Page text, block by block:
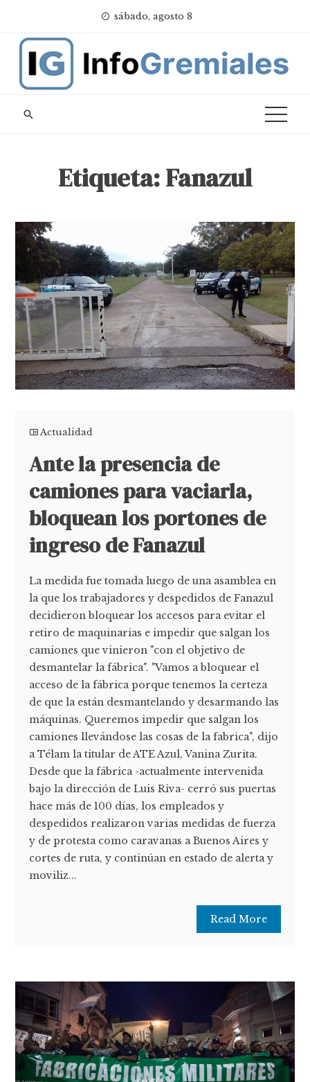
content
sábado, agosto 8
Etiqueta:Fanazul
Actualidad
Ante la presencia de
camiones para vaciarla,
bloquean los portones de
ingreso de Fanazul
La medida fue tomada luego de una asamblea en
la que los trabajadores y despedidos de Fanazul
decidieron bloquear los accesos para evitar el
retiro de maquinarias e impedir que salgan los
camiones que vinieron "con el objetivo de
desmantelar la fábrica". "Vamos a bloquear el
acceso de la fábrica porque tenemos la certeza
de que la están desmantelando y desarmando las
máquinas. Queremos impedir que salgan los
camiones llevándose las cosas de la fabrica", dijo
a Télam la titular de ATE Azul, Vanina Zurita.
Desde que la fábrica -actualmente intervenida
bajo la dirección de Luis Riva- cerró sus puertas
hace más de 100 días, los empleados y
despedidos realizaron varias medidas de fuerza
y de protesta como caravanas a Buenos Aires y
cortes de ruta, y continúan en estado de alerta y
moviliz...
Read More